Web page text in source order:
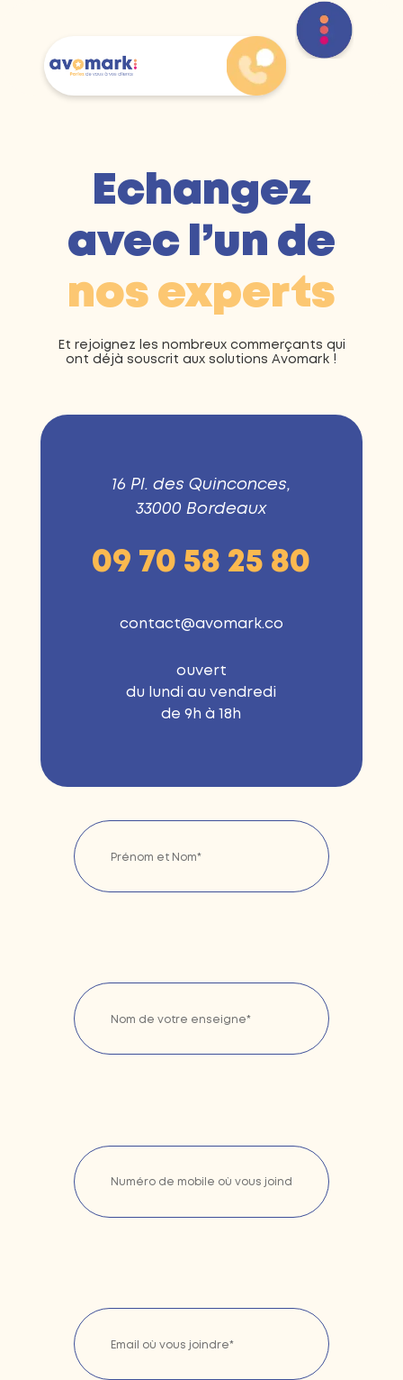
Echangez
avec l’un de
nos experts
Et rejoignez les nombreux commerçants qui
ont déjà souscrit aux solutions Avomark !
16 Pl. des Quinconces,
33000 Bordeaux
09 70 58 25 80
contact@avomark.co
ouvert
du lundi au vendredi
de 9h à 18h